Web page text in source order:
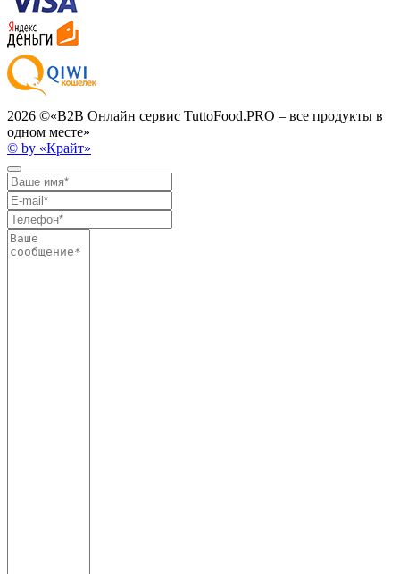
2026 ©«B2B Онлайн сервис TuttoFood.PRO – все продукты в
одном месте»
© by «Крайт»